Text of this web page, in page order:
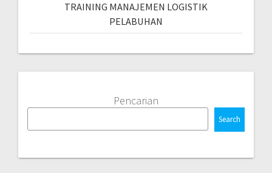
TRAINING MANAJEMEN LOGISTIK
PELABUHAN
Pencarian
Search